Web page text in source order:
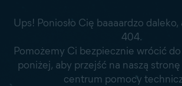
Ups! Poniosło Cię baaaardzo
404.
Pomożemy Ci bezpiecznie wrócić
poniżej, aby przejść na naszą
centrum pomocy